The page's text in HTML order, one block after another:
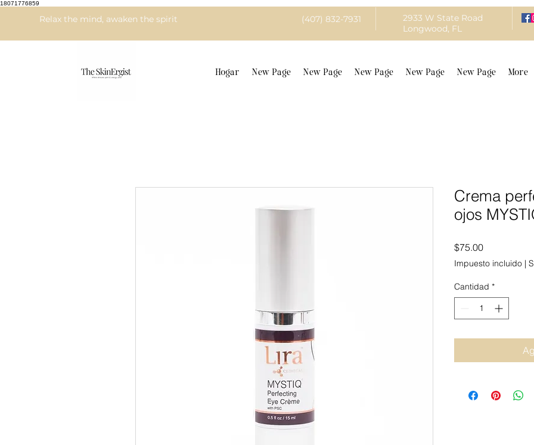
18071776859
Relax the mind, awaken the spirit (407) 832-7931
2933 W State Road
Longwood, FL
Hogar New Page New Page New Page New Page New Page More
Crema
ojos
$75.00Precio
Impuesto incluido |
Cantidad *